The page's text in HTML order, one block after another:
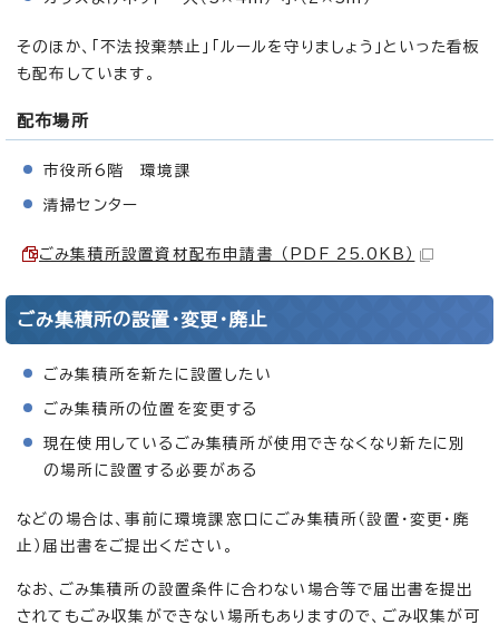
そのほか、「不法投棄禁止」「ルールを守りましょう」といった看板
も配布しています。
配布場所
市役所6階 環境課
清掃センター
ごみ集積所設置資材配布申請書 （PDF 25.0KB）
ごみ集積所の設置・変更・廃止
ごみ集積所を新たに設置したい
ごみ集積所の位置を変更する
現在使用しているごみ集積所が使用できなくなり新たに別
の場所に設置する必要がある
などの場合は、事前に環境課窓口にごみ集積所（設置・変更・廃
止）届出書をご提出ください。
なお、ごみ集積所の設置条件に合わない場合等で届出書を提出
されてもごみ収集ができない場所もありますので、ごみ収集が可